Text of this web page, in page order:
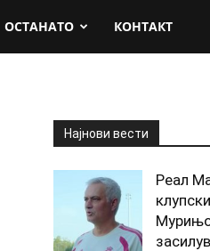
ОСТАНАТО КОНТАКТ
Најнови вести
Реал